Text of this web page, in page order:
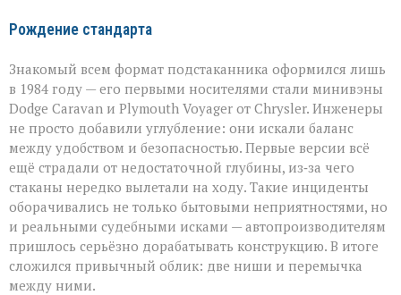
Рождение стандарта
Знакомый всем формат подстаканника оформился лишь
в 1984 году — его первыми носителями стали минивэны
Dodge Caravan и Plymouth Voyager от Chrysler. Инженеры
не просто добавили углубление: они искали баланс
между удобством и безопасностью. Первые версии всё
ещё страдали от недостаточной глубины, из‑за чего
стаканы нередко вылетали на ходу. Такие инциденты
оборачивались не только бытовыми неприятностями, но
и реальными судебными исками — автопроизводителям
пришлось серьёзно дорабатывать конструкцию. В итоге
сложился привычный облик: две ниши и перемычка
между ними.